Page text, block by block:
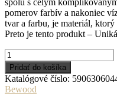
pomerov farbív a nakoniec
tvar a farbu, je materiál,
Preto je tento produkt –
množstvo
Drevený
kryt
na
mobil
Pridať do košíka
Katalógové číslo:
Bewood